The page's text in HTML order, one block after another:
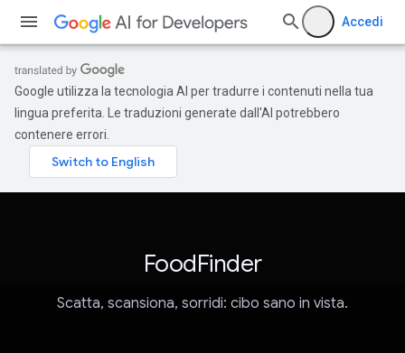
Accedi
Google utilizza la tecnologia AI per tradurre i contenuti nella tua
lingua preferita. Le traduzioni generate dall'AI potrebbero
contenere errori.
FoodFinder
Scatta, scansiona, sorridi: cibo sano in vista.